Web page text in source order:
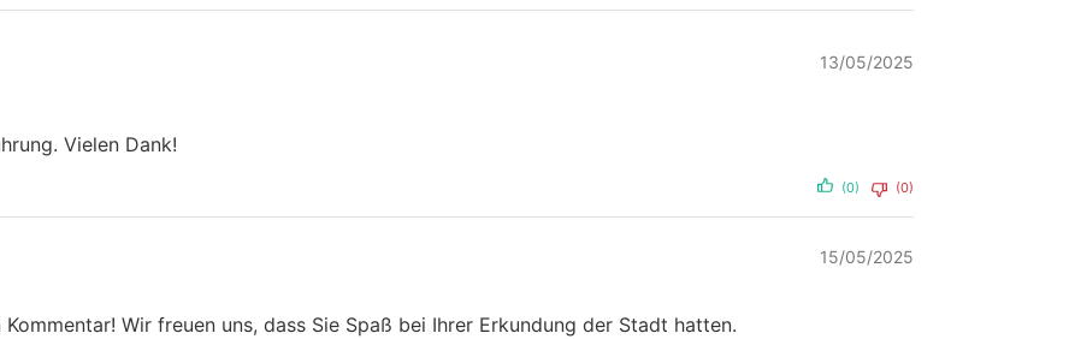
13/05/2025
Vielen Dank!
(0) (0)
15/05/2025
Wir freuen uns, dass Sie Spaß bei Ihrer Erkundung der Stadt hatten.